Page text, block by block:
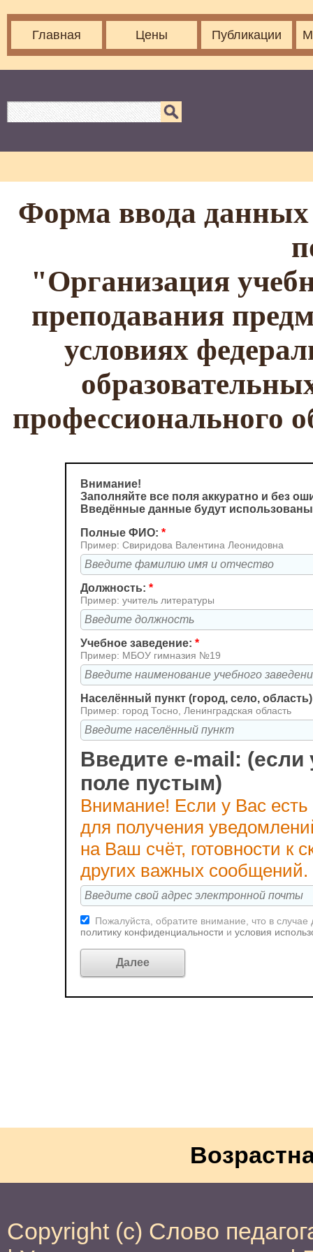
Главная Цены Публикации
Форма ввода данных
"Организация
преподавания
условиях
Внимание!
Заполняйте все поля аккуратно и без
Введённые данные будут
Полные ФИО: *
Пример: Свиридова Валентина Леонидовна
Должность: *
Пример: учитель литературы
Учебное заведение: *
Пример: МБОУ гимназия №19
Населённый пункт (город, село,
Пример: город Тосно, Ленинградская область
Введите e-mail: (если
поле пустым)
Внимание! Если у Вас
для получения
на Ваш счёт, готовности к
других важных сообщений.
Пожалуйста, обратите внимание, что в
политику конфиденциальности и условия
Copyright (c) Слово